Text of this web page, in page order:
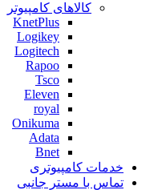
کالاهای کامپیوتر
KnetPlus
Logikey
Logitech
Rapoo
Tsco
Eleven
royal
Onikuma
Adata
Bnet
خدمات کامپیوتری
تماس با مستر جانبی